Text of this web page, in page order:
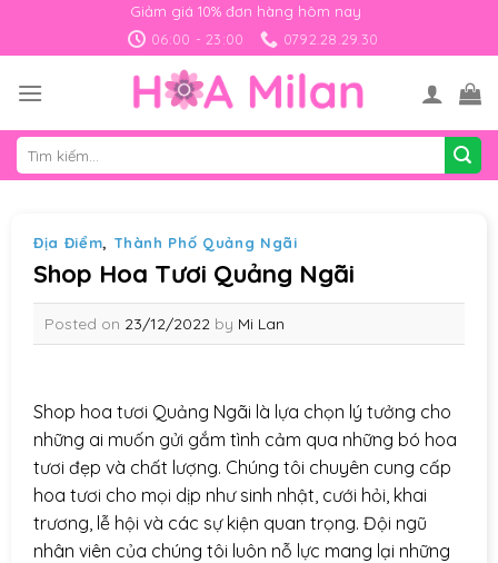
Giảm giá 10% đơn hàng hôm nay
06:00 - 23:00
0792.28.29.30
Tìm
kiếm:
Địa Điểm, Thành Phố Quảng Ngãi
Shop Hoa Tươi Quảng Ngãi
Posted on 23/12/2022 by Mi Lan
Shop hoa tươi Quảng Ngãi là lựa chọn lý tưởng cho
những ai muốn gửi gắm tình cảm qua những bó hoa
tươi đẹp và chất lượng. Chúng tôi chuyên cung cấp
hoa tươi cho mọi dịp như sinh nhật, cưới hỏi, khai
trương, lễ hội và các sự kiện quan trọng. Đội ngũ
nhân viên của chúng tôi luôn nỗ lực mang lại những